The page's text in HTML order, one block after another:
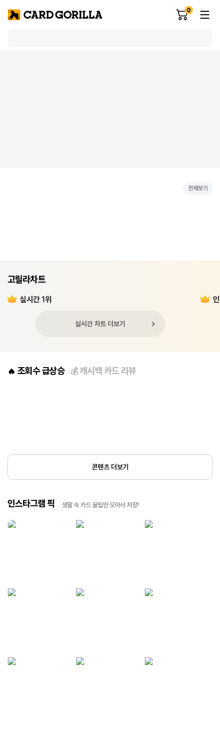
0
전체보기
고릴라차트
실시간 1위
실시간 차트 더보기
🔥 조회수 급상승 💰캐시백 카드 리뷰
콘텐츠 더보기
인스타그램 픽 생활 속 카드 꿀팁만 모아서 저장!